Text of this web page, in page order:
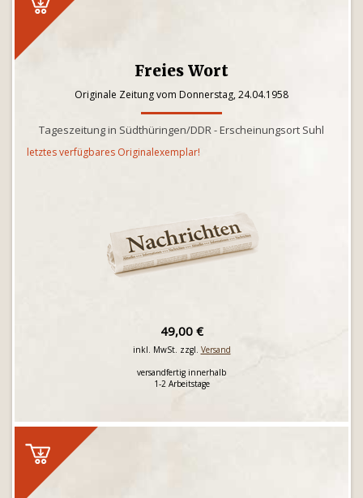
Freies Wort
Originale Zeitung vom Donnerstag, 24.04.1958
Tageszeitung in Südthüringen/DDR - Erscheinungsort Suhl
letztes verfügbares Originalexemplar!
49,00 €
inkl. MwSt. zzgl. Versand
versandfertig innerhalb
1-2 Arbeitstage